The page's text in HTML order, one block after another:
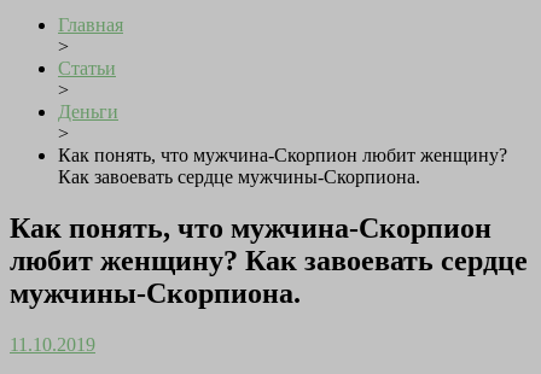
Главная
>
Статьи
>
Деньги
>
Как понять, что мужчина-Скорпион любит женщину?
Как завоевать сердце мужчины-Скорпиона.
Как понять, что мужчина-Скорпион
любит женщину? Как завоевать сердце
мужчины-Скорпиона.
11.10.2019